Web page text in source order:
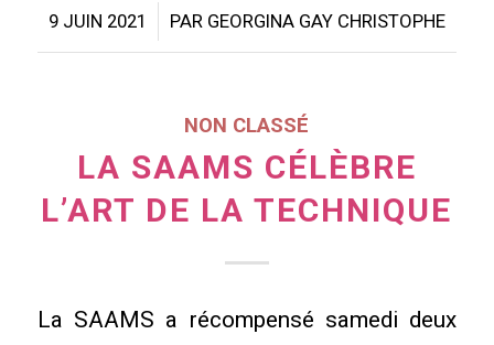
9 JUIN 2021
/ PAR GEORGINA GAY CHRISTOPHE
NON CLASSÉ
LA SAAMS CÉLÈBRE
L’ART DE LA TECHNIQUE
La SAAMS a récompensé samedi deux